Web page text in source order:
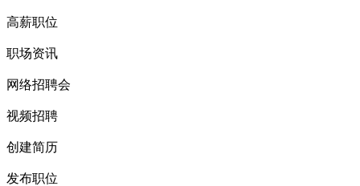
高薪职位
职场资讯
网络招聘会
视频招聘
创建简历
发布职位